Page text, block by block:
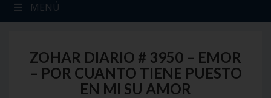
MENÚ
ZOHAR DIARIO # 3950 – EMOR
– POR CUANTO TIENE PUESTO
EN MI SU AMOR